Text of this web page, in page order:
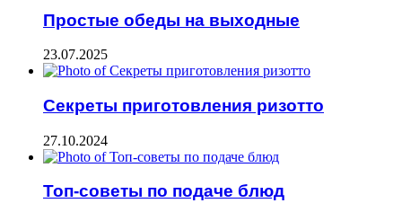
Простые обеды на выходные
23.07.2025
Секреты приготовления ризотто
27.10.2024
Топ-советы по подаче блюд